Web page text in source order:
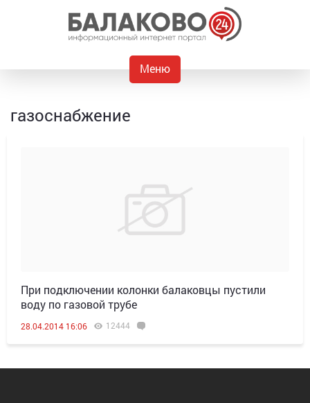
Меню
газоснабжение
При подключении колонки балаковцы пустили
воду по газовой трубе
28.04.2014 16:06 12444